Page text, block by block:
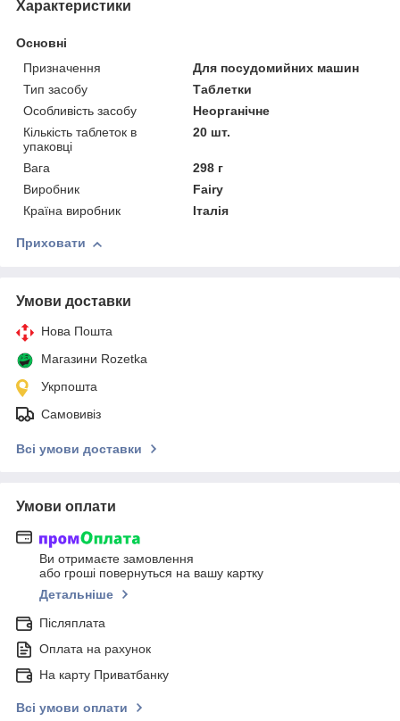
Характеристики
Основні
Призначення
Для посудомийних машин
Тип засобу
Таблетки
Особливість засобу
Неорганічне
Кількість таблеток в
упаковці
20 шт.
Вага
298 г
Виробник
Fairy
Країна виробник
Італія
Приховати
Умови доставки
Нова Пошта
Магазини Rozetka
Укрпошта
Самовивіз
Всі умови доставки
Умови оплати
Ви отримаєте замовлення
або гроші повернуться на вашу картку
Детальніше
Післяплата
Оплата на рахунок
На карту Приватбанку
Всі умови оплати